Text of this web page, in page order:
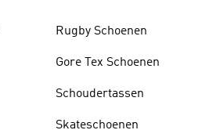
Rugby Schoenen
Gore Tex Schoenen
Schoudertassen
Skateschoenen